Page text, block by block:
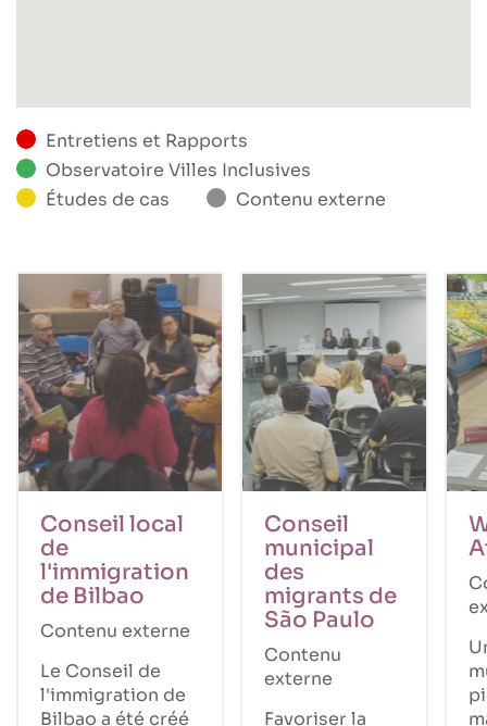
Entretiens et Rapports
Observatoire Villes Inclusives
Études de cas
Contenu externe
Conseil local
de
l'immigration
de Bilbao
Contenu externe
Le Conseil de
l'immigration de
Bilbao a été créé
Conseil
municipal
des
migrants de
São Paulo
Contenu
externe
Favoriser la